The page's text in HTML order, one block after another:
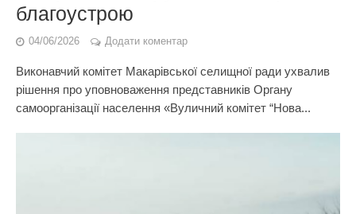
благоустрою
04/06/2026 Додати коментар
Виконавчий комітет Макарівської селищної ради ухвалив
рішення про уповноваження представників Органу
самоорганізації населення «Вуличний комітет “Нова...